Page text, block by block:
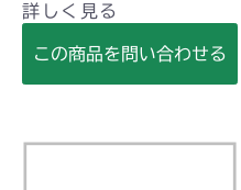
詳しく見る
この商品を問い合わせる